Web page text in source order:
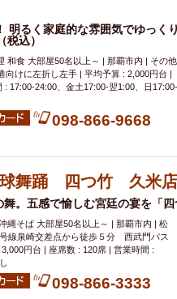
明るく家庭的な雰囲気でゆっく
込）
和食 大部屋50名以上～ | 那覇市内 | その他
向けに左折し左手 | 平均予算 : 2,000円台 |
: 17:00-24:00、金土17:00-翌1:00、日17:00-
098-866-9668
球舞踊 四つ竹 久米店
。五感で愉しむ宮廷の宴を「四
縄そば 大部屋50名以上～ | 那覇市内 | 松
線泉崎交差点から徒歩５分 西武門バス
円台 | 座席数 : 120席 | 営業時間 :
098-866-3333